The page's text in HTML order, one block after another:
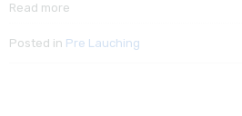
Read more
Posted in Pre Lauching